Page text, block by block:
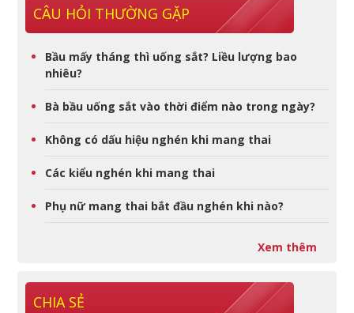
CÂU HỎI THƯỜNG GẶP
Bầu mấy tháng thì uống sắt? Liều lượng bao
nhiêu?
Bà bầu uống sắt vào thời điểm nào trong ngày?
Không có dấu hiệu nghén khi mang thai
Các kiểu nghén khi mang thai
Phụ nữ mang thai bắt đầu nghén khi nào?
Xem thêm
CHIA SẺ